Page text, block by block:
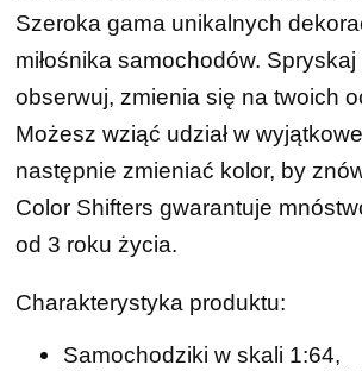
Szeroka gama unikalnych
miłośnika samochodów.
obserwuj, zmienia się na twoich
Możesz wziąć udział w
następnie zmieniać kolor, by
Color Shifters gwarantuje
od 3 roku życia.
Charakterystyka produktu:
Samochodziki w skali 1:64,